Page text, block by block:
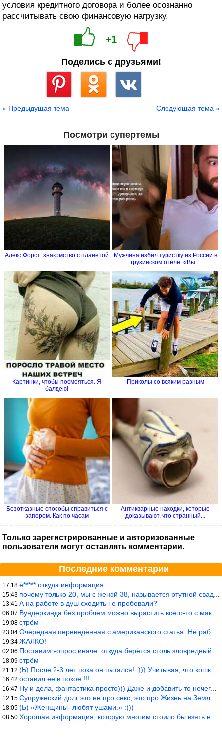
условия кредитного договора и более осознанно
рассчитывать свою финансовую нагрузку.
+1
Поделись с друзьями!
« Предыдущая тема Следующая тема »
Посмотри супертемы
Алекс Форст: знакомство с планетой
Мужчина избил туристку из России в
грузинском отеле. «Вы...
Картинки, чтобы посмеяться. Я
балдею!
Приколы со всяким разным
Безотказные способы справиться с
запором. Как по часам
Антикварные находки, которые
доказывают, что странный...
Только зарегистрированные и авторизованные
пользователи могут оставлять комментарии.
Последние комментарии
17:18 ё***** откуда информация
15:43 почему только 20, мы с женой 38, называется ртутной свадьбой, гр
13:41 А на работе в душ сходить не пробовали?
06:07 Вундеркинда без проблем можно вырастить всего-то с максимально р
19:08 стрём
23:04 Очередная переведённая с американского статья. Не работает эта ф
19:34 ЖАЛКО!
02:06 Поставим вопрос иначе: откуда берётся столь зловредный феминизм?
18:09 стрём
21:12 (Ь) После 2-3 лет пока он пытался! :))) Учитывая, что кошки 10-1
16:42 оставил ее в покое.!!!
16:47 Ну и дела, фантастика просто))) Даже и добавить то нечего…
12:15 Супружеский долг это не про секс, это про Жизнь на Земле. Супруж
18:05 (Ь) «Женщины- любят ушами.» :)))
08:50 Хорошая информация, которую многим стоило бы взять на вооружение